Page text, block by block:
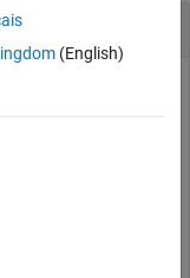
in free space.
(English)